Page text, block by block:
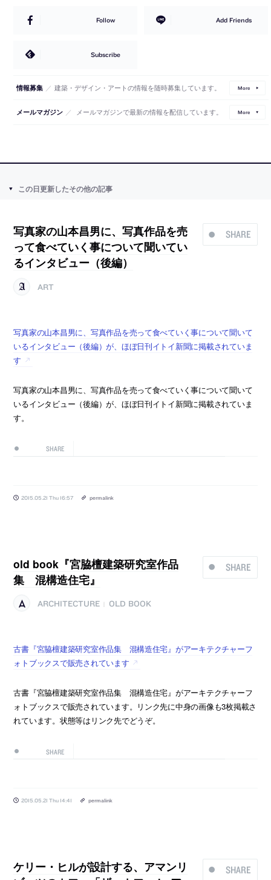
Follow Add Friends
Subscribe
情報募集 ／ 建築・デザイン・アートの情報を随時募集しています。 More
メールマガジン ／ メールマガジンで最新の情報を配信しています。 More
この日更新したその他の記事
SHARE
写真家の山本昌男に、写真作品を売
って食べていく事について聞いてい
るインタビュー（後編）
ART
写真家の山本昌男に、写真作品を売って食べていく事について聞いて
いるインタビュー（後編）が、ほぼ日刊イトイ新聞に掲載されていま
す
写真家の山本昌男に、写真作品を売って食べていく事について聞いて
いるインタビュー（後編）が、ほぼ日刊イトイ新聞に掲載されていま
す。
SHARE
2015.05.21 Thu 16:57 permalink
SHARE
old book『宮脇檀建築研究室作品
集 混構造住宅』
ARCHITECTURE OLD BOOK
古書『宮脇檀建築研究室作品集 混構造住宅』がアーキテクチャーフ
ォトブックスで販売されています
古書『宮脇檀建築研究室作品集 混構造住宅』がアーキテクチャーフ
ォトブックスで販売されています。リンク先に中身の画像も3枚掲載さ
れています。状態等はリンク先でどうぞ。
SHARE
2015.05.21 Thu 14:41 permalink
SHARE
ケリー・ヒルが設計する、アマンリ